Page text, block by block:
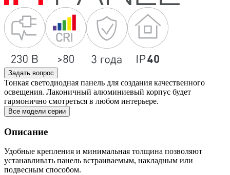
Задать вопрос
Тонкая светодиодная панель для создания качественного
освещения. Лаконичный алюминиевый корпус будет
гармонично смотреться в любом интерьере.
Все модели серии
Описание
Удобные крепления и минимальная толщина позволяют
устанавливать панель встраиваемым, накладным или
подвесным способом.